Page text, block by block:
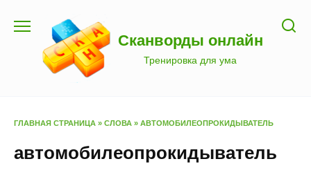
содержанию
Сканворды онлайн
Тренировка для ума
ГЛАВНАЯ СТРАНИЦА » СЛОВА » АВТОМОБИЛЕОПРОКИДЫВАТЕЛЬ
автомобилеопрокидыватель